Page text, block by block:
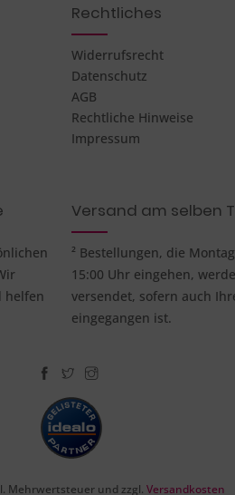
Rechtliches
Widerrufsrecht
Datenschutz
AGB
Rechtliche Hinweise
Impressum
helfen
Versand am selben
² Bestellungen, die
15:00 Uhr eingehen,
versendet, sofern auch
eingegangen ist.
Mehrwertsteuer und zzgl. Versandkosten